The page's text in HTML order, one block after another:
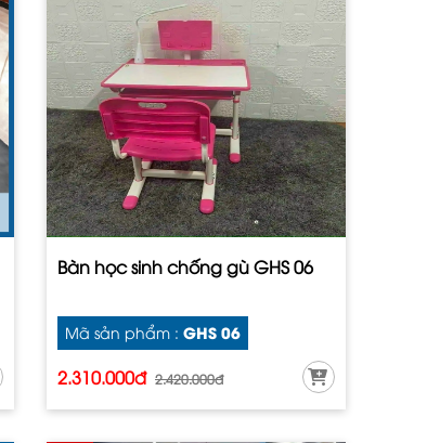
Bàn học sinh chống gù GHS 06
Mã sản phẩm : GHS 06
2.310.000đ 2.420.000đ